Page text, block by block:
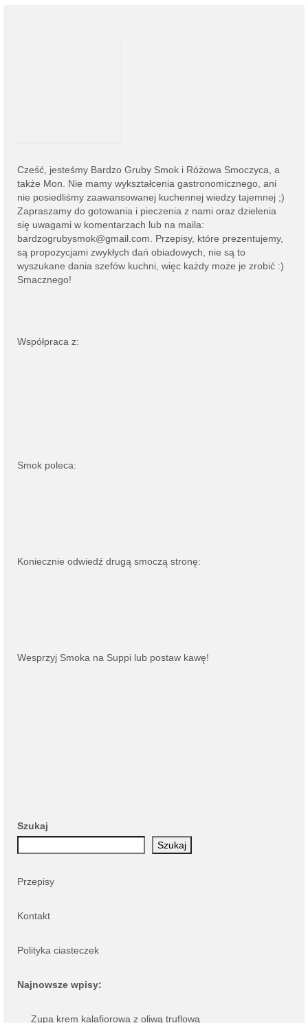
Cześć, jesteśmy Bardzo Gruby Smok i Różowa Smoczyca, a
także Mon. Nie mamy wykształcenia gastronomicznego, ani
nie posiedliśmy zaawansowanej kuchennej wiedzy tajemnej ;)
Zapraszamy do gotowania i pieczenia z nami oraz dzielenia
się uwagami w komentarzach lub na maila:
bardzogrubysmok@gmail.com. Przepisy, które prezentujemy,
są propozycjami zwykłych dań obiadowych, nie są to
wyszukane dania szefów kuchni, więc każdy może je zrobić :)
Smacznego!
Współpraca z:
Smok poleca:
Koniecznie odwiedź drugą smoczą stronę:
Wesprzyj Smoka na Suppi lub postaw kawę!
Szukaj
Szukaj
Przepisy
Kontakt
Polityka ciasteczek
Najnowsze wpisy:
Zupa krem kalafiorowa z oliwą truflową